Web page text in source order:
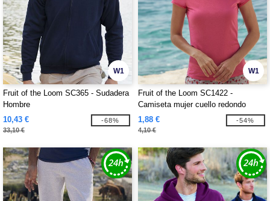
W1
Fruit of the Loom SC365 - Sudadera
Hombre
10,43 €
33,10 €
-68%
W1
Fruit of the Loom SC1422 -
Camiseta mujer cuello redondo
1,88 €
4,10 €
-54%